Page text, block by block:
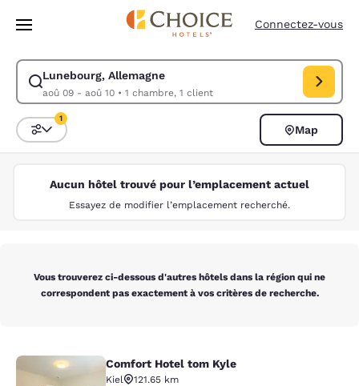
Passer à Contenu Principal
Connectez-vous
Lunebourg, Allemagne
aoû 09 - aoû 10• 1 chambre, 1 client
Modifiez la recherche pour Lunebourg, Allemagne. Date d’arrivée aoû
Trier et filtrer
1
Map
Aucun hôtel trouvé pour l’emplacement actuel
Essayez de modifier l’emplacement recherché.
Vous trouverez ci-dessous d'autres hôtels dans la région qui ne
correspondent pas exactement à vos critères de recherche.
Comfort Hotel tom Kyle
Comfort Hotel tom Kyle
Kiel
121.65 km